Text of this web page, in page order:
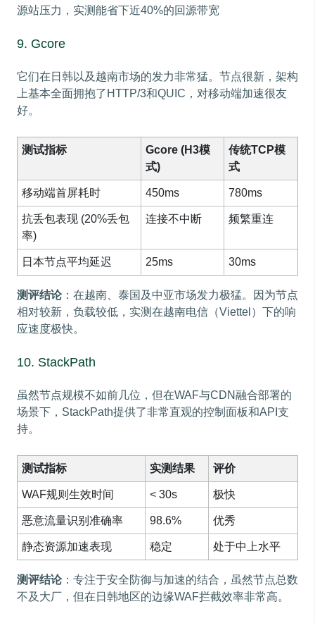
源站压力，实测能省下近40%的回源带宽
9. Gcore
它们在日韩以及越南市场的发力非常猛。节点很新，架构
上基本全面拥抱了HTTP/3和QUIC，对移动端加速很友
好。
测试指标
Gcore (H3模
式)
传统TCP模
式
移动端首屏耗时 450ms 780ms
抗丢包表现 (20%丢包
率)
连接不中断 频繁重连
日本节点平均延迟 25ms 30ms
测评结论：在越南、泰国及中亚市场发力极猛。因为节点
相对较新，负载较低，实测在越南电信（Viettel）下的响
应速度极快。
10. StackPath
虽然节点规模不如前几位，但在WAF与CDN融合部署的
场景下，StackPath提供了非常直观的控制面板和API支
持。
测试指标 实测结果 评价
WAF规则生效时间 < 30s 极快
恶意流量识别准确率 98.6% 优秀
静态资源加速表现 稳定 处于中上水平
测评结论：专注于安全防御与加速的结合，虽然节点总数
不及大厂，但在日韩地区的边缘WAF拦截效率非常高。